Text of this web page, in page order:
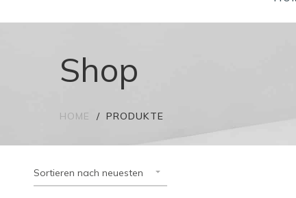
Shop
HOME PRODUKTE
Sortieren nach neuesten